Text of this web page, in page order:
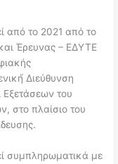
από το 2021 από το
Έρευνας – ΕΔΥΤΕ
Διεύθυνση
του
στο πλαίσιο του
συμπληρωματικά με